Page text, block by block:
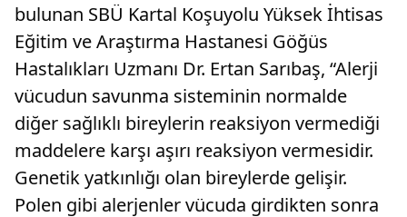
bulunan SBÜ Kartal Koşuyolu Yüksek İhtisas
Eğitim ve Araştırma Hastanesi Göğüs
Hastalıkları Uzmanı Dr. Ertan Sarıbaş, “Alerji
vücudun savunma sisteminin normalde
diğer sağlıklı bireylerin reaksiyon vermediği
maddelere karşı aşırı reaksiyon vermesidir.
Genetik yatkınlığı olan bireylerde gelişir.
Polen gibi alerjenler vücuda girdikten sonra